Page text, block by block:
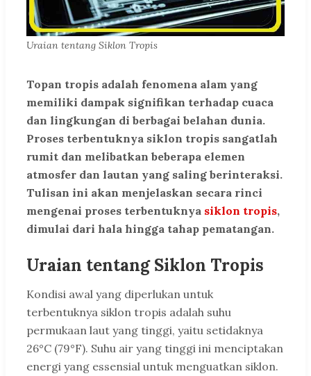
Uraian tentang Siklon Tropis
Topan tropis adalah fenomena alam yang
memiliki dampak signifikan terhadap cuaca
dan lingkungan di berbagai belahan dunia.
Proses terbentuknya siklon tropis sangatlah
rumit dan melibatkan beberapa elemen
atmosfer dan lautan yang saling berinteraksi.
Tulisan ini akan menjelaskan secara rinci
mengenai proses terbentuknya siklon tropis,
dimulai dari hala hingga tahap pematangan.
Uraian tentang Siklon Tropis
Kondisi awal yang diperlukan untuk
terbentuknya siklon tropis adalah suhu
permukaan laut yang tinggi, yaitu setidaknya
26°C (79°F). Suhu air yang tinggi ini menciptakan
energi yang essensial untuk menguatkan siklon.